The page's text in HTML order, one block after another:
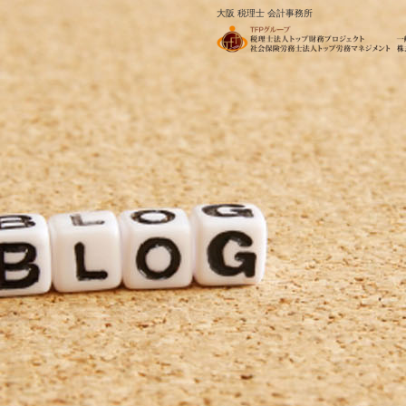
大阪 税理士 会計事務所